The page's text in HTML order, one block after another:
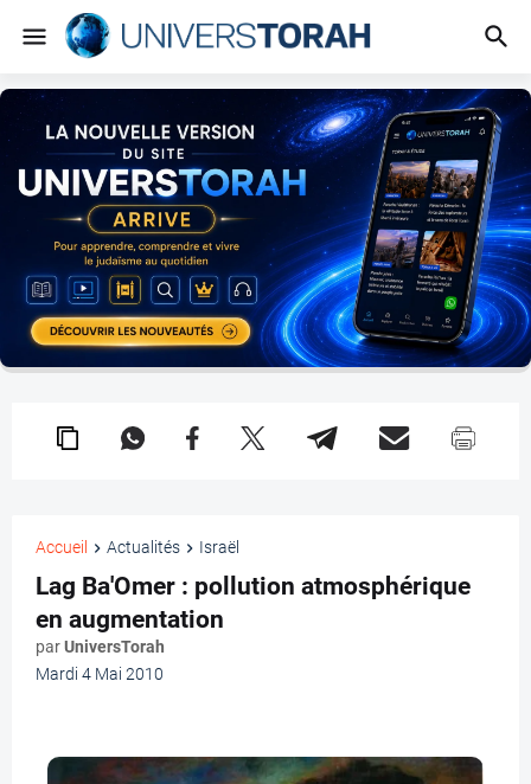
Accueil Actualités Israël
Lag Ba'Omer : pollution atmosphérique
en augmentation
parUniversTorah
Mardi 4 Mai 2010